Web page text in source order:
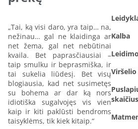
„Tai, ką visi daro, yra taip… na,
nežinau… gal ne klaidinga ar
net žema, gal net nebūtinai
kvaila. Bet paprasčiausiai –
taip smulku ir beprasmiška, ir
tai sukelia liūdesį. Bet visų
blogiausia, kad net susimetęs
su bohema ar dar ką nors
idiotiška sugalvojęs vis vien
kaip ir kiti paklūsti bendroms
taisyklėms, tik kiek kitaip.“
Kalba
skaičius